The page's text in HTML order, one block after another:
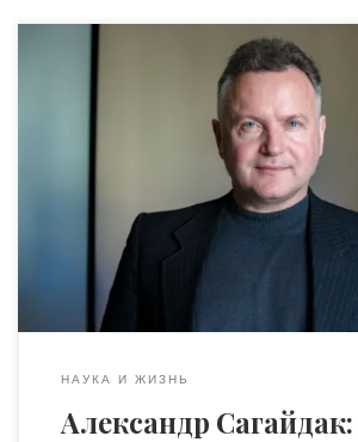
Представляем вниманию читателей
председателем Одесского психолого-
общества, руководителем ассоциации
академиком Европейской академии
Александром Сагайдаком на тему
исследований в мировой науке. —
Николаевич, как по-Вашему, когда в
истории люди начали обращать
менталитетную составляющую?
человеческого менталитета с успехом […]
НАУКА И ЖИЗНЬ
Александр